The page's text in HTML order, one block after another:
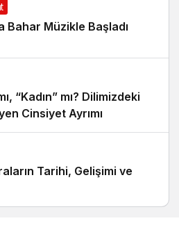
Bahar Müzikle Başladı
“Kadın” mı? Dilimizdeki
Cinsiyet Ayrımı
Tarihi, Gelişimi ve